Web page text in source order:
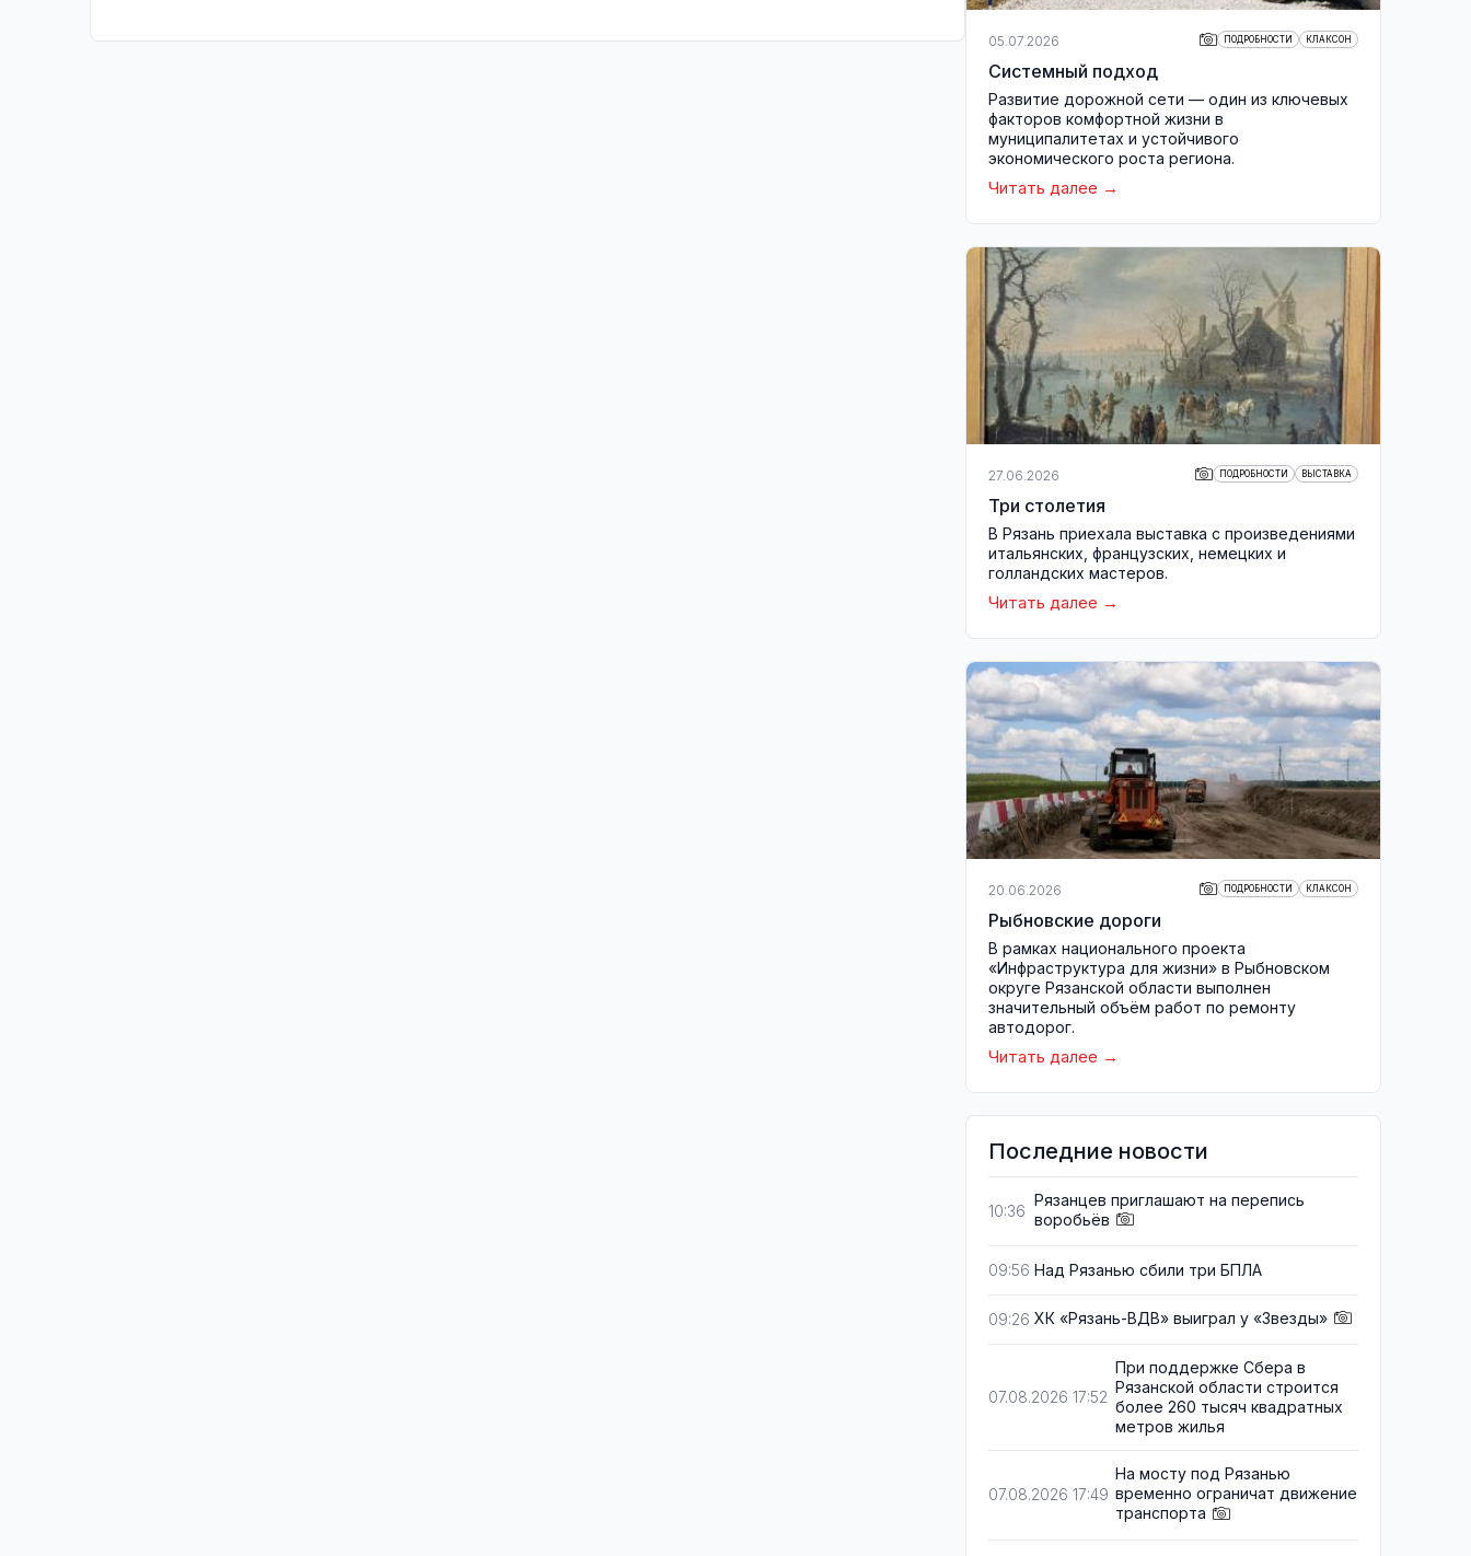
05.07.2026 ПОДРОБНОСТИ КЛАКСОН
Системный подход
Развитие дорожной сети — один из ключевых
факторов комфортной жизни в
муниципалитетах и устойчивого
экономического роста региона.
Читать далее
27.06.2026 ПОДРОБНОСТИ ВЫСТАВКА
Три столетия
В Рязань приехала выставка с произведениями
итальянских, французских, немецких и
голландских мастеров.
Читать далее
20.06.2026 ПОДРОБНОСТИ КЛАКСОН
Рыбновские дороги
В рамках национального проекта
«Инфраструктура для жизни» в Рыбновском
округе Рязанской области выполнен
значительный объём работ по ремонту
автодорог.
Читать далее
Последние новости
10:36
Рязанцев приглашают на перепись
воробьёв
09:56 Над Рязанью сбили три БПЛА
09:26 ХК «Рязань-ВДВ» выиграл у «Звезды»
07.08.2026 17:52
При поддержке Сбера в
Рязанской области строится
более 260 тысяч квадратных
метров жилья
07.08.2026 17:49
На мосту под Рязанью
временно ограничат движение
транспорта